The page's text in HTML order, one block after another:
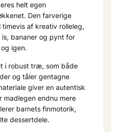
helt egen
Den farverige
af kreativ rolleleg,
bananer og pynt for
igen.
i robust træ, som både
og tåler gentagne
giver en autentisk
endnu mere
barnets finmotorik,
dessertdele.